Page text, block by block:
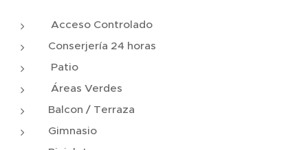
Acceso Controlado
Conserjería 24 horas
Patio
Áreas Verdes
Balcon / Terraza
Gimnasio